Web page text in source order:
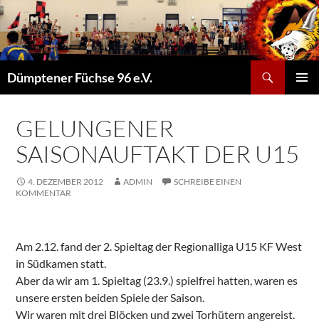
Dümptener Füchse 96 e.V.
SPRINGEN
GELUNGENER
SAISONAUFTAKT DER U15
4. DEZEMBER 2012 ADMIN
SCHREIBE EINEN
KOMMENTAR
Am 2.12. fand der 2. Spieltag der Regionalliga U15 KF West
in Südkamen statt.
Aber da wir am 1. Spieltag (23.9.) spielfrei hatten, waren es
unsere ersten beiden Spiele der Saison.
Wir waren mit drei Blöcken und zwei Torhütern angereist.